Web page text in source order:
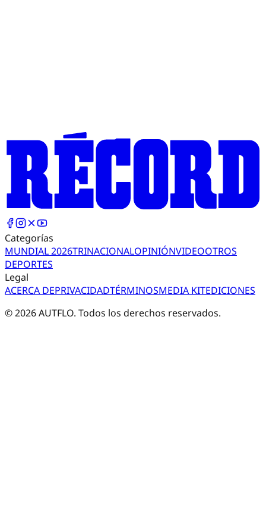
Categorías
MUNDIAL 2026TRINACIONALOPINIÓNVIDEOOTROS
DEPORTES
Legal
ACERCA DEPRIVACIDADTÉRMINOSMEDIA KITEDICIONES
©2026AUTFLO. Todos los derechos reservados.